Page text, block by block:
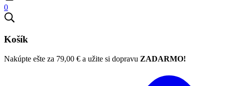
0
Košík
Nakúpte ešte za 79,00 € a užite si dopravu ZADARMO!